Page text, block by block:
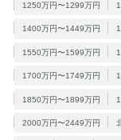
1250万円〜1299万円
1400万円〜1449万円
1550万円〜1599万円
1700万円〜1749万円
1850万円〜1899万円
2000万円〜2449万円